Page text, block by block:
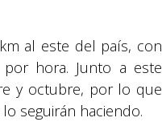
al este del país, con
hora. Junto a este
y octubre, por lo que
seguirán haciendo.